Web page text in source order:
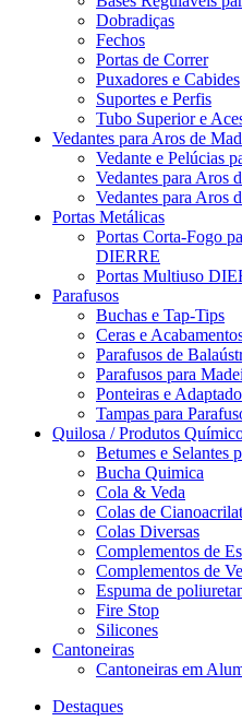
Dobradiças
Fechos
Portas de Correr
Puxadores e Cabides
Suportes e Perfis
Tubo Superior e
Vedantes para Aros de
Vedante e Pelúcias
Vedantes para Aros
Vedantes para Aros
Portas Metálicas
Portas Corta-Fogo
DIERRE
Portas Multiuso
Parafusos
Buchas e Tap-Tips
Ceras e
Parafusos de
Parafusos para
Ponteiras e
Tampas para
Quilosa / Produtos
Betumes e Selantes
Bucha Quimica
Cola & Veda
Colas de
Colas Diversas
Complementos de
Complementos de
Espuma de
Fire Stop
Silicones
Cantoneiras
Cantoneiras em
Destaques